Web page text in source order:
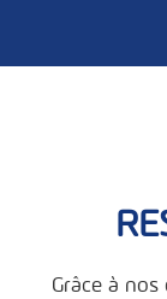
Grâce à